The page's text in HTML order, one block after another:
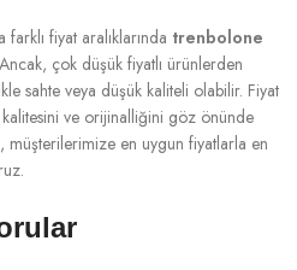
farklı fiyat aralıklarında trenbolone
çok düşük fiyatlı ürünlerden
sahte veya düşük kaliteli olabilir. Fiyat
kalitesini ve orijinalliğini göz önünde
müşterilerimize en uygun fiyatlarla en